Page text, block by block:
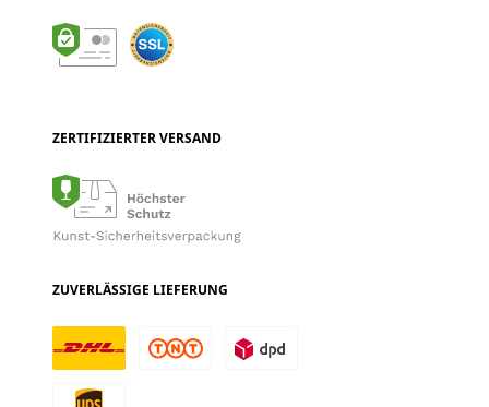
ZERTIFIZIERTER VERSAND
ZUVERLÄSSIGE LIEFERUNG